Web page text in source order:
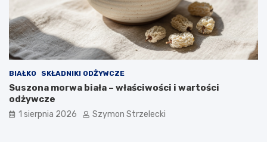
BIAŁKO SKŁADNIKI ODŻYWCZE
Suszona morwa biała – właściwości i wartości
odżywcze
1 sierpnia 2026 Szymon Strzelecki